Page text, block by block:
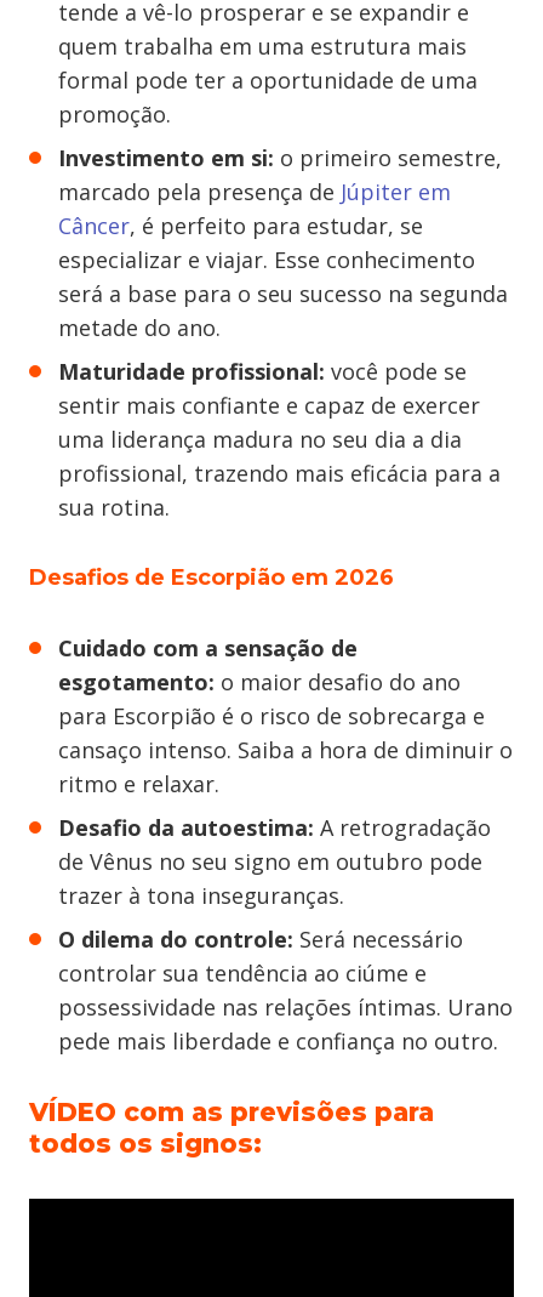
tende a vê-lo prosperar e se expandir e
quem trabalha em uma estrutura mais
formal pode ter a oportunidade de uma
promoção.
Investimento em si: o primeiro semestre,
marcado pela presença de Júpiter em
Câncer, é perfeito para estudar, se
especializar e viajar. Esse conhecimento
será a base para o seu sucesso na segunda
metade do ano.
Maturidade profissional: você pode se
sentir mais confiante e capaz de exercer
uma liderança madura no seu dia a dia
profissional, trazendo mais eficácia para a
sua rotina.
Desafios de Escorpião em 2026
Cuidado com a sensação de
esgotamento: o maior desafio do ano
para Escorpião é o risco de sobrecarga e
cansaço intenso. Saiba a hora de diminuir o
ritmo e relaxar.
Desafio da autoestima: A retrogradação
de Vênus no seu signo em outubro pode
trazer à tona inseguranças.
O dilema do controle: Será necessário
controlar sua tendência ao ciúme e
possessividade nas relações íntimas. Urano
pede mais liberdade e confiança no outro.
VÍDEO com as previsões para
todos os signos: